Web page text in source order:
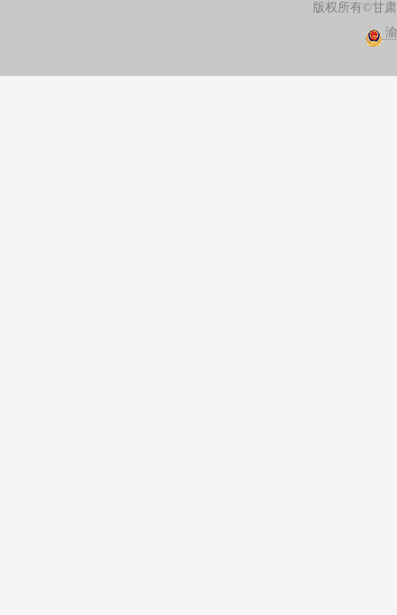
版权所有©甘